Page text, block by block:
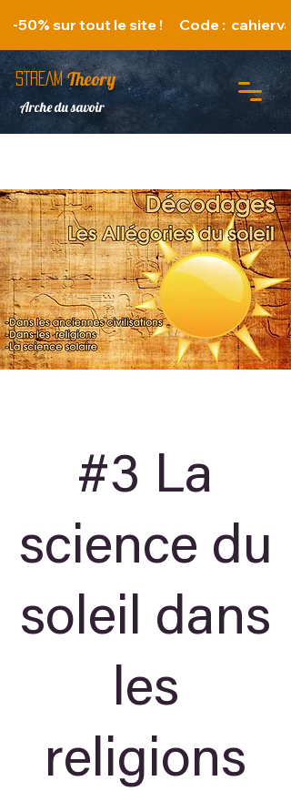
-50% sur tout le site !      Code :
STREAM Theory
Arche du savoir
#3 La
science du
soleil dans
les
religions